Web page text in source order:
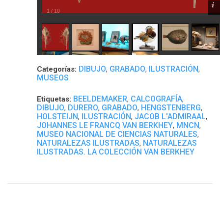
1 / 10
Categorías: DIBUJO, GRABADO, ILUSTRACIÓN,
MUSEOS
Etiquetas: BEELDEMAKER, CALCOGRAFÍA,
DIBUJO, DURERO, GRABADO, HENGSTENBERG,
HOLSTEIJN, ILUSTRACIÓN, JACOB L'ADMIRAAL,
JOHANNES LE FRANCQ VAN BERKHEY, MNCN,
MUSEO NACIONAL DE CIENCIAS NATURALES,
NATURALEZAS ILUSTRADAS, NATURALEZAS
ILUSTRADAS. LA COLECCIÓN VAN BERKHEY